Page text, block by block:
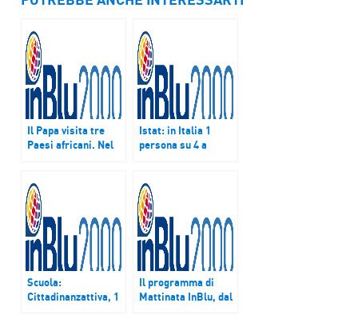
Il Papa visita tre
Paesi africani. Nel
terrorismo
Istat: in Italia 1
persona su 4 a
Scuola:
Cittadinanzattiva, 1
Il programma di
Mattinata InBlu, dal